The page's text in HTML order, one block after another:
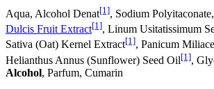
Aqua, Alcohol Denat[1], Sodium Polyitaconate,
Dulcis Fruit Extract[1], Linum Usitatissimum
Sativa (Oat) Kernel Extract[1], Panicum
Helianthus Annus (Sunflower) Seed Oil[1],
Alcohol, Parfum, Cumarin